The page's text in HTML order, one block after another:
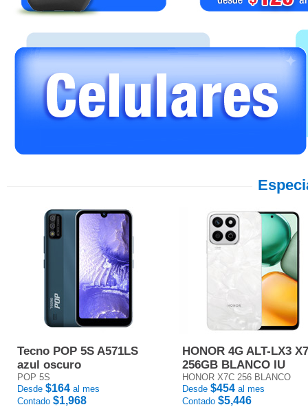
Tecno POP 5S A571LS
azul oscuro
POP 5S
Desde $164 al mes
Contado $1,968
HONOR 4G ALT-LX3
256GB BLANCO IU
HONOR X7C 256 BLANCO
Desde $454 al mes
Contado $5,446